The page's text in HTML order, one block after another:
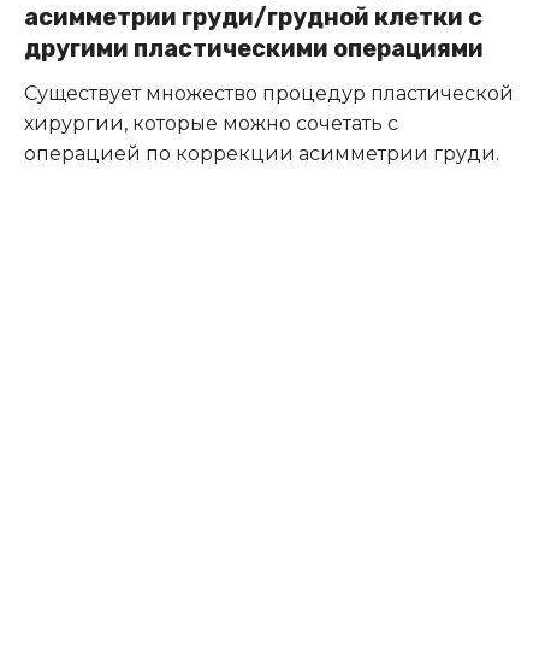
асимметрии груди/грудной клетки с
другими пластическими операциями
Существует множество процедур пластической
хирургии, которые можно сочетать с
операцией по коррекции асимметрии груди.